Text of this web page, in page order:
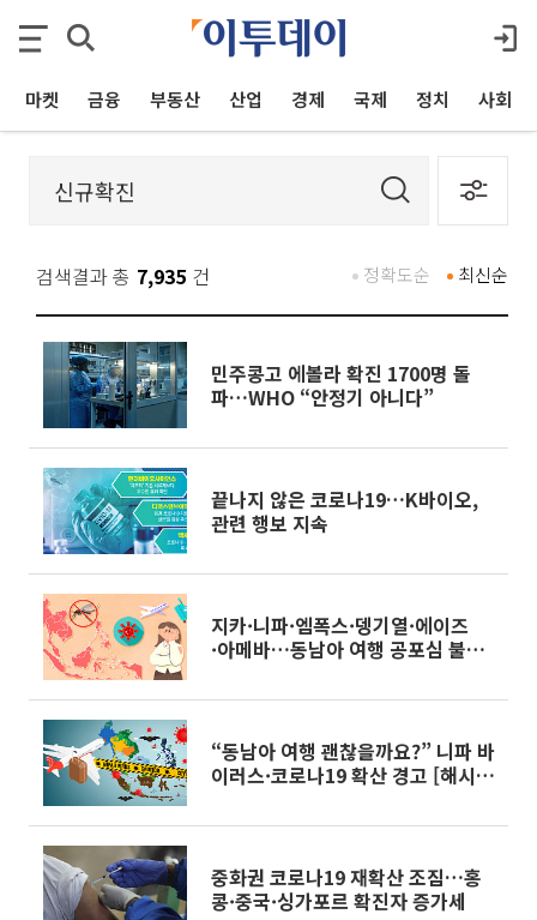
마켓 금융 부동산 산업 경제 국제 정치 사회
검색결과 총 7,935 건 최신순
정확도순
민주콩고 에볼라 확진 1700명 돌
파…WHO “안정기 아니다”
끝나지 않은 코로나19…K바이오,
관련 행보 지속
지카·니파·엠폭스·뎅기열·에이즈
·아메바…동남아 여행 공포심 불러
“동남아 여행 괜찮을까요?” 니파 바
이러스·코로나19 확산 경고 [해시
중화권 코로나19 재확산 조짐…홍
콩·중국·싱가포르 확진자 증가세